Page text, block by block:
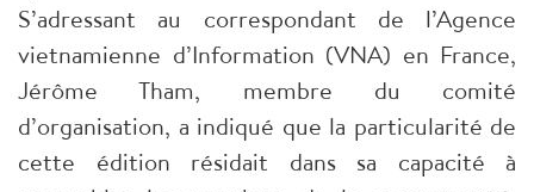
S’adressant au correspondant de l’Agence
vietnamienne d’Information (VNA) en France,
Jérôme Tham, membre du comité
d’organisation, a indiqué que la particularité de
cette édition résidait dans sa capacité à